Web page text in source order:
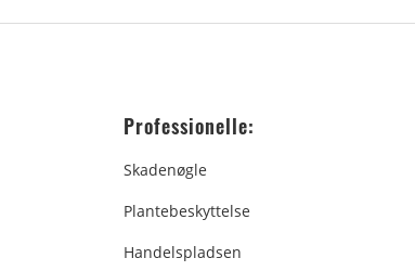
Professionelle:
Skadenøgle
Plantebeskyttelse
Handelspladsen